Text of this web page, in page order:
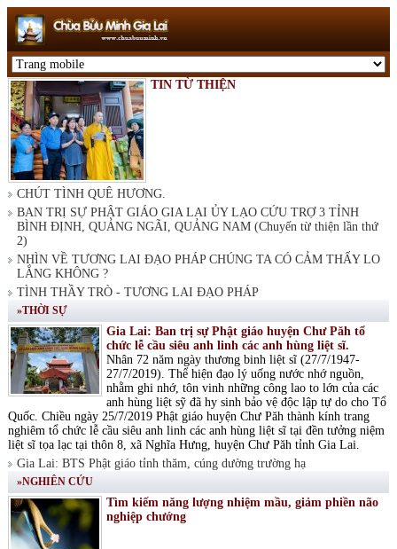
TIN TỪ THIỆN
CHÚT TÌNH QUÊ HƯƠNG.
BAN TRỊ SỰ PHẬT GIÁO GIA LAI ỦY LẠO CỨU TRỢ 3 TỈNH
BÌNH ĐỊNH, QUẢNG NGÃI, QUẢNG NAM (Chuyến từ thiện lần thứ
2)
NHÌN VỀ TƯƠNG LAI ĐẠO PHÁP CHÚNG TA CÓ CẢM THẤY LO
LẮNG KHÔNG ?
TÌNH THẦY TRÒ - TƯƠNG LAI ĐẠO PHÁP
»THỜI SỰ
Gia Lai: Ban trị sự Phật giáo huyện Chư Păh tổ
chức lễ cầu siêu anh linh các anh hùng liệt sĩ.
Nhân 72 năm ngày thương binh liệt sĩ (27/7/1947-
27/7/2019). Thể hiện đạo lý uống nước nhớ nguồn,
nhằm ghi nhớ, tôn vinh những công lao to lớn của các
anh hùng liệt sỹ đã hy sinh bảo vệ độc lập tự do cho Tổ
Quốc. Chiều ngày 25/7/2019 Phật giáo huyện Chư Păh thành kính trang
nghiêm tổ chức lễ cầu siêu anh linh các anh hùng liệt sĩ tại đền tưởng niệm
liệt sĩ tọa lạc tại thôn 8, xã Nghĩa Hưng, huyện Chư Păh tỉnh Gia Lai.
Gia Lai: BTS Phật giáo tỉnh thăm, cúng dường trường hạ
»NGHIÊN CỨU
Tìm kiếm năng lượng nhiệm mầu, giảm phiền não
nghiệp chướng